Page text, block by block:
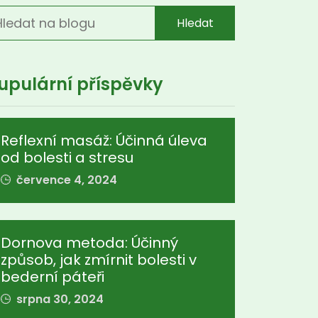
Hledat
příspěvky
Reflexní masáž: Účinná úleva
od bolesti a stresu
července 4, 2024
Dornova metoda: Účinný
způsob, jak zmírnit bolesti v
bederní páteři
srpna 30, 2024